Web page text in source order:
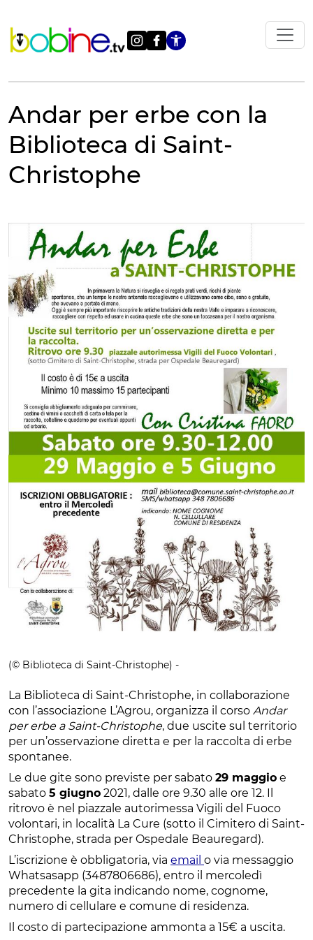
contenuto
Apri le
Andar per erbe con la
Biblioteca di Saint-
Christophe
(© Biblioteca di Saint-Christophe) -
La Biblioteca di Saint-Christophe, in collaborazione
con l’associazione L’Agrou, organizza il corso Andar
per erbe a Saint-Christophe, due uscite sul territorio
per un’osservazione diretta e per la raccolta di erbe
spontanee.
Le due gite sono previste per sabato 29 maggio e
sabato 5 giugno 2021, dalle ore 9.30 alle ore 12. Il
ritrovo è nel piazzale autorimessa Vigili del Fuoco
volontari, in località La Cure (sotto il Cimitero di Saint-
Christophe, strada per Ospedale Beauregard).
L’iscrizione è obbligatoria, via email o via messaggio
Whatsasapp (3487806686), entro il mercoledì
precedente la gita indicando nome, cognome,
numero di cellulare e comune di residenza.
Il costo di partecipazione ammonta a 15€ a uscita.